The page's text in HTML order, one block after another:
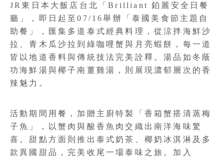
JR東日本大飯店台北「Brilliant 鉑麗安全日餐
廳」，即日起至07/16舉辦「泰國美食節主題自
助餐」，匯集多道泰式經典料理，從涼拌海鮮沙
拉、青木瓜沙拉到綠咖哩蟹與月亮蝦餅，每一道
皆以地道香料與傳統技法完美詮釋。湯品如冬蔭
功海鮮湯與椰子南薑雞湯，則展現濃郁層次的香
辣魅力。
活動期間用餐，加贈主廚特製「香箱蟹搭清蒸梅
子魚」，以蟹肉與酸香魚肉交織出南洋海味驚
喜。甜點方面則推出泰式奶茶、椰奶冰淇淋及多
款異國甜品，完美收尾一場泰味之旅。加入